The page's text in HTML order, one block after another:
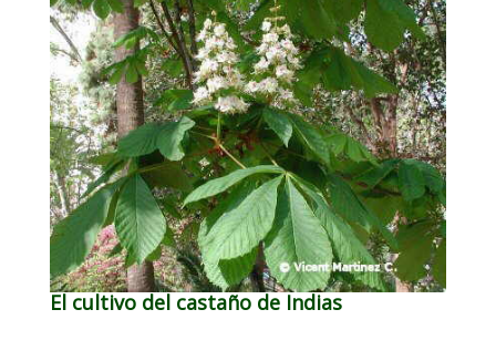
El cultivo del castaño de Indias